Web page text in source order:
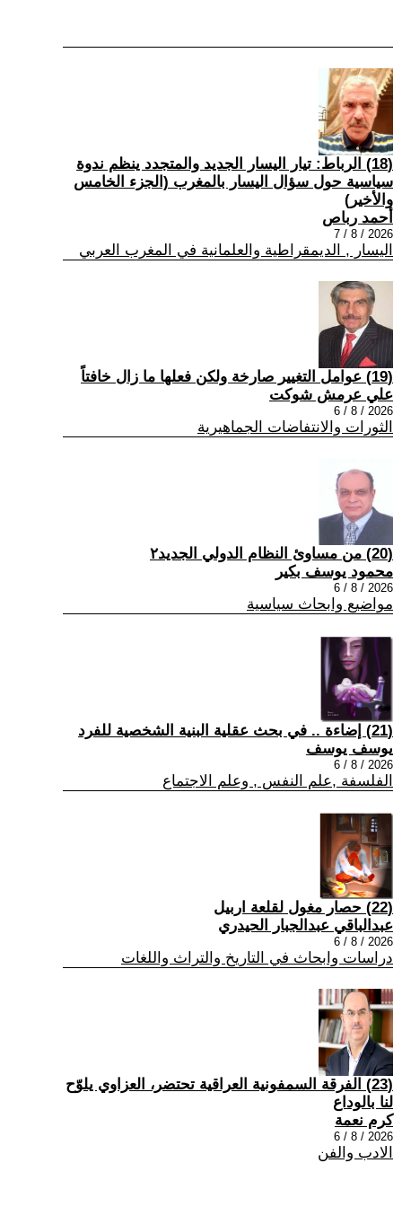
(18) الرباط: تيار اليسار الجديد والمتجدد ينظم ندوة
سياسية حول سؤال اليسار بالمغرب (الجزء الخامس
والأخير)
أحمد رباص
2026 / 8 / 7
اليسار , الديمقراطية والعلمانية في المغرب العربي
(19) عوامل التغيير صارخة ولكن فعلها ما زال خافتاً
علي عرمش شوكت
2026 / 8 / 6
الثورات والانتفاضات الجماهيرية
(20) من مساوئ النظام الدولي الجديد٢
محمود يوسف بكير
2026 / 8 / 6
مواضيع وابحاث سياسية
(21) إضاءة .. في بحث عقلية البنية الشخصية للفرد
يوسف يوسف
2026 / 8 / 6
الفلسفة ,علم النفس , وعلم الاجتماع
(22) حصار مغول لقلعة اربيل
عبدالباقي عبدالجبار الحيدري
2026 / 8 / 6
دراسات وابحاث في التاريخ والتراث واللغات
(23) الفرقة السمفونية العراقية تحتضر، العزاوي يلوّح
لنا بالوداع
كرم نعمة
2026 / 8 / 6
الادب والفن